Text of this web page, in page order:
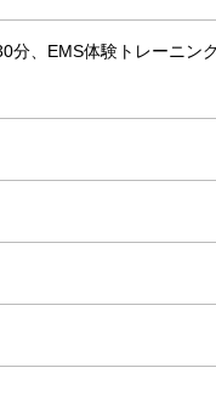
分、EMS体験トレーニン